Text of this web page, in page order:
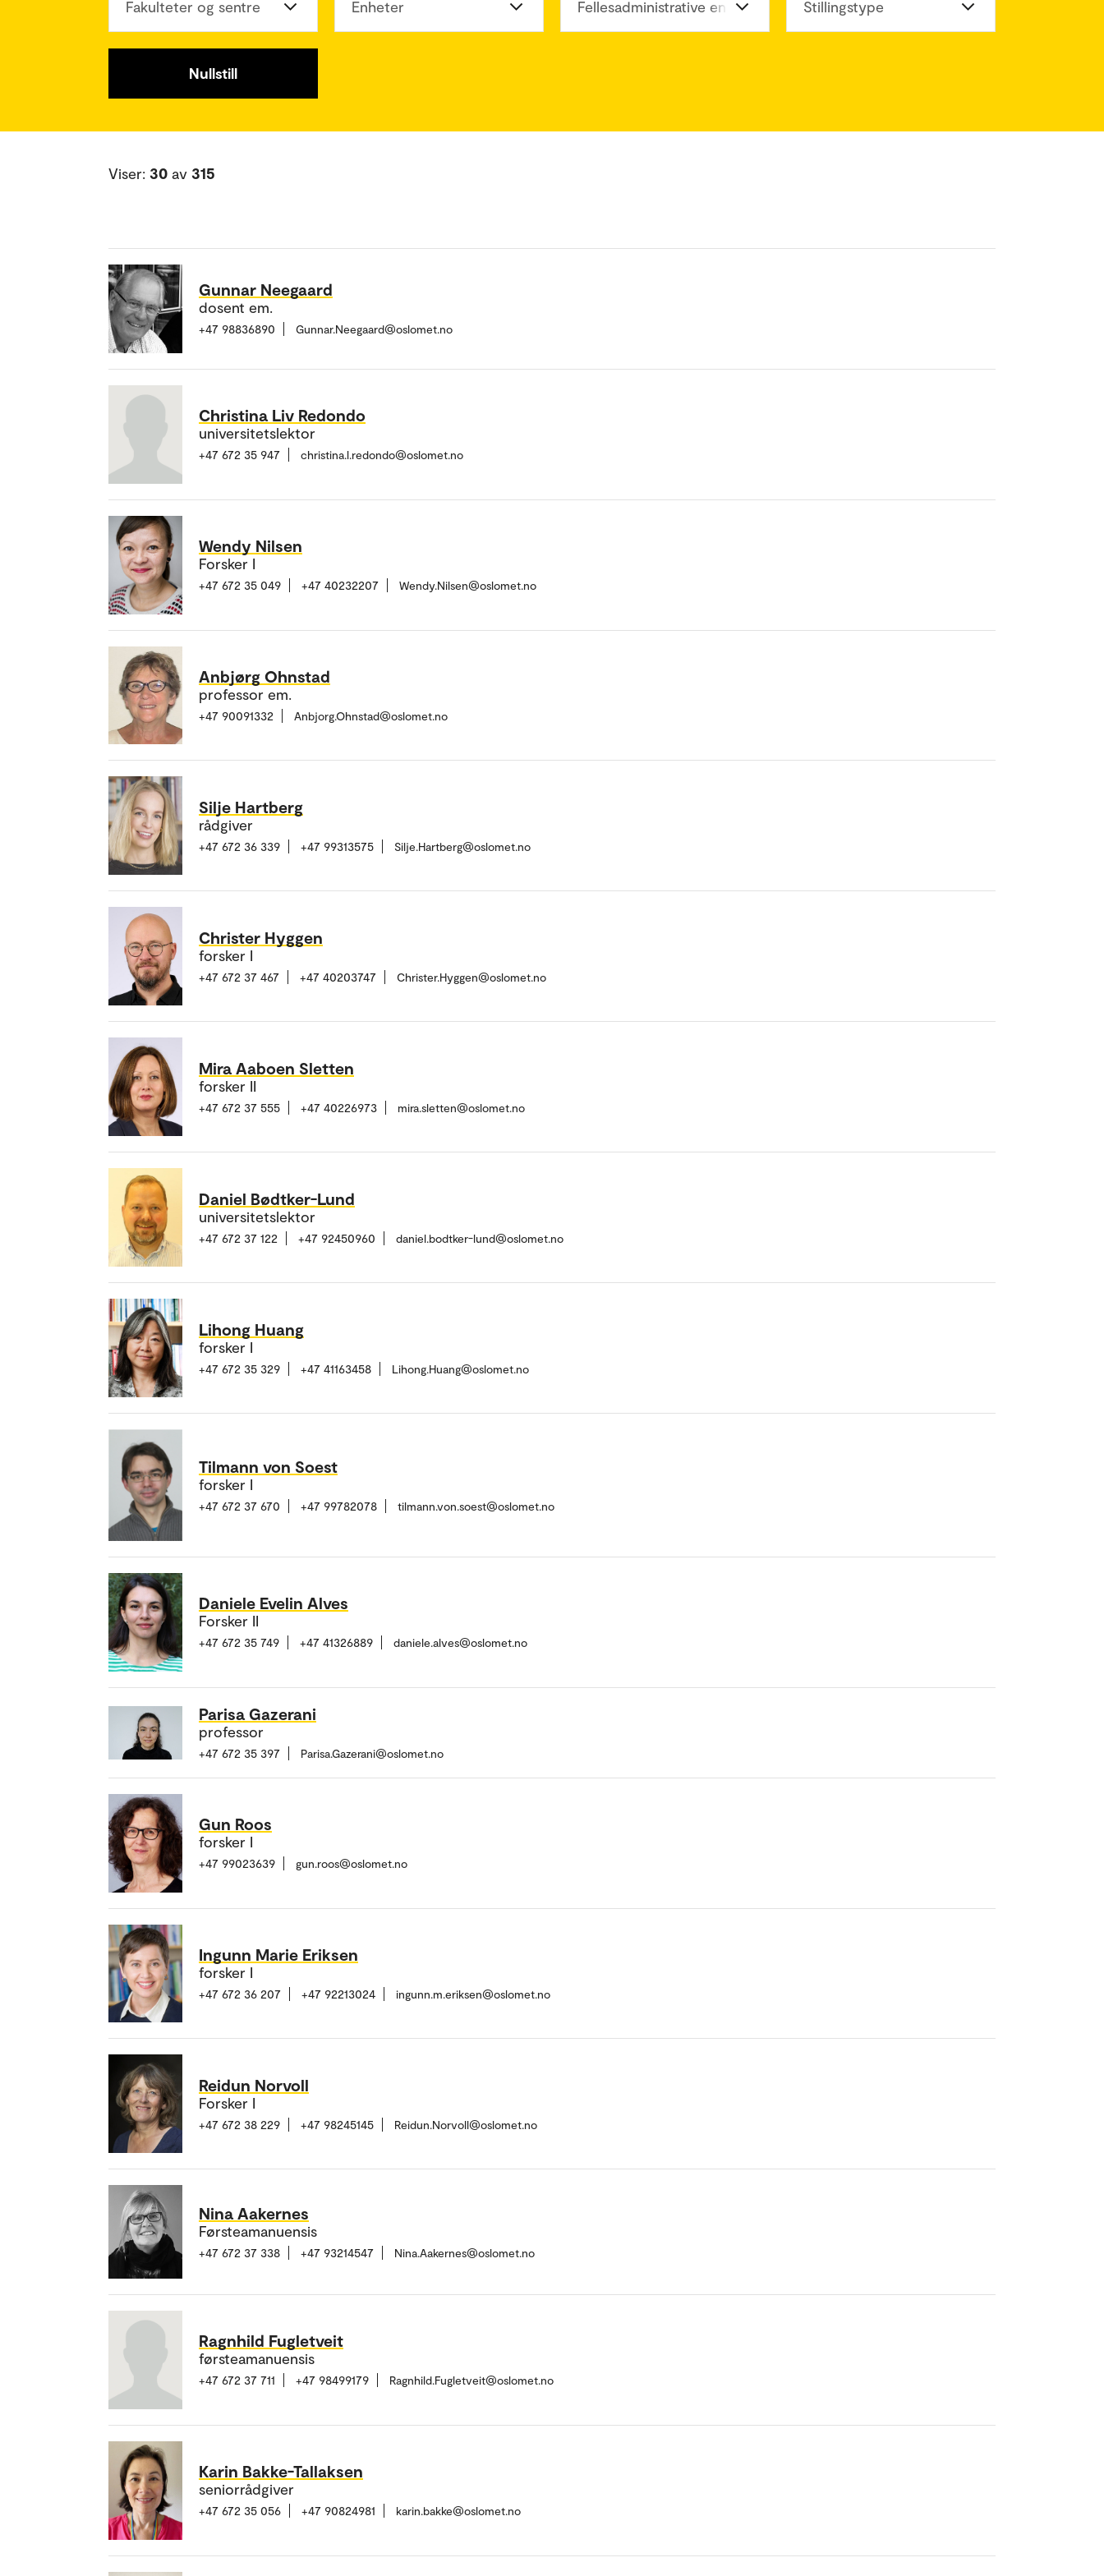
Fakulteter og sentre Enheter Fellesadministrative enheter Stillingstype
Nullstill
Viser: 30 av 315
Gunnar Neegaard
dosent em.
+47 98836890 Gunnar.Neegaard@oslomet.no
Christina Liv Redondo
universitetslektor
+47 672 35 947 christina.l.redondo@oslomet.no
Wendy Nilsen
Forsker I
+47 672 35 049 +47 40232207 Wendy.Nilsen@oslomet.no
Anbjørg Ohnstad
professor em.
+47 90091332 Anbjorg.Ohnstad@oslomet.no
Silje Hartberg
rådgiver
+47 672 36 339 +47 99313575 Silje.Hartberg@oslomet.no
Christer Hyggen
forsker I
+47 672 37 467 +47 40203747 Christer.Hyggen@oslomet.no
Mira Aaboen Sletten
forsker II
+47 672 37 555 +47 40226973 mira.sletten@oslomet.no
Daniel Bødtker-Lund
universitetslektor
+47 672 37 122 +47 92450960 daniel.bodtker-lund@oslomet.no
Lihong Huang
forsker I
+47 672 35 329 +47 41163458 Lihong.Huang@oslomet.no
Tilmann von Soest
forsker I
+47 672 37 670 +47 99782078 tilmann.von.soest@oslomet.no
Daniele Evelin Alves
Forsker II
+47 672 35 749 +47 41326889 daniele.alves@oslomet.no
Parisa Gazerani
professor
+47 672 35 397 Parisa.Gazerani@oslomet.no
Gun Roos
forsker I
+47 99023639 gun.roos@oslomet.no
Ingunn Marie Eriksen
forsker I
+47 672 36 207 +47 92213024 ingunn.m.eriksen@oslomet.no
Reidun Norvoll
Forsker I
+47 672 38 229 +47 98245145 Reidun.Norvoll@oslomet.no
Nina Aakernes
Førsteamanuensis
+47 672 37 338 +47 93214547 Nina.Aakernes@oslomet.no
Ragnhild Fugletveit
førsteamanuensis
+47 672 37 711 +47 98499179 Ragnhild.Fugletveit@oslomet.no
Karin Bakke-Tallaksen
seniorrådgiver
+47 672 35 056 +47 90824981 karin.bakke@oslomet.no